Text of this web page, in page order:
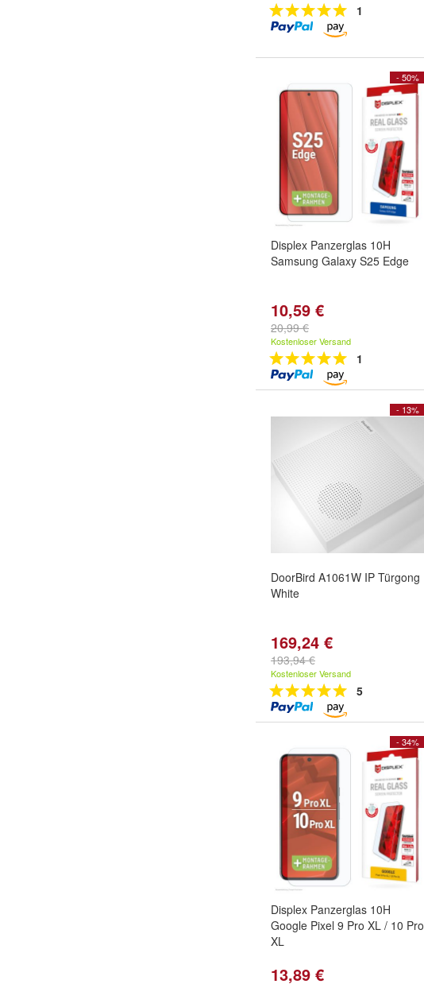
1
- 50%
Displex Panzerglas 10H
Samsung Galaxy S25 Edge
10,59 €
20,99 €
Kostenloser Versand
1
- 13%
DoorBird A1061W IP Türgong
White
169,24 €
193,94 €
Kostenloser Versand
5
- 34%
Displex Panzerglas 10H
Google Pixel 9 Pro XL / 10 Pro
XL
13,89 €